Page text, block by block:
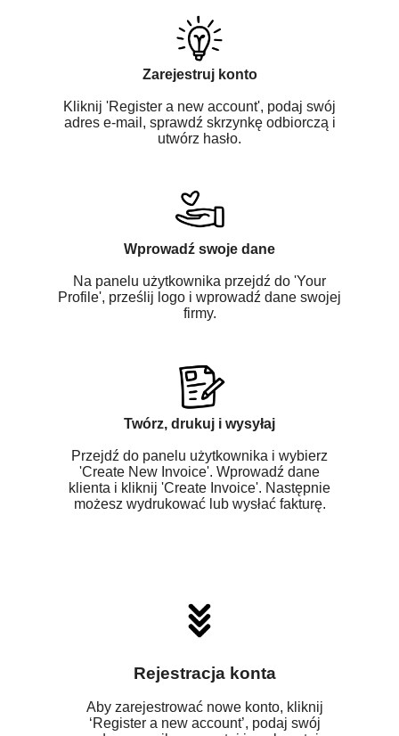
Zarejestruj konto
Kliknij 'Register a new account', podaj swój
adres e-mail, sprawdź skrzynkę odbiorczą i
utwórz hasło.
Wprowadź swoje dane
Na panelu użytkownika przejdź do 'Your
Profile', prześlij logo i wprowadź dane swojej
firmy.
Twórz, drukuj i wysyłaj
Przejdź do panelu użytkownika i wybierz
'Create New Invoice'. Wprowadź dane
klienta i kliknij 'Create Invoice'. Następnie
możesz wydrukować lub wysłać fakturę.
Rejestracja konta
Aby zarejestrować nowe konto, kliknij
‘Register a new account’, podaj swój